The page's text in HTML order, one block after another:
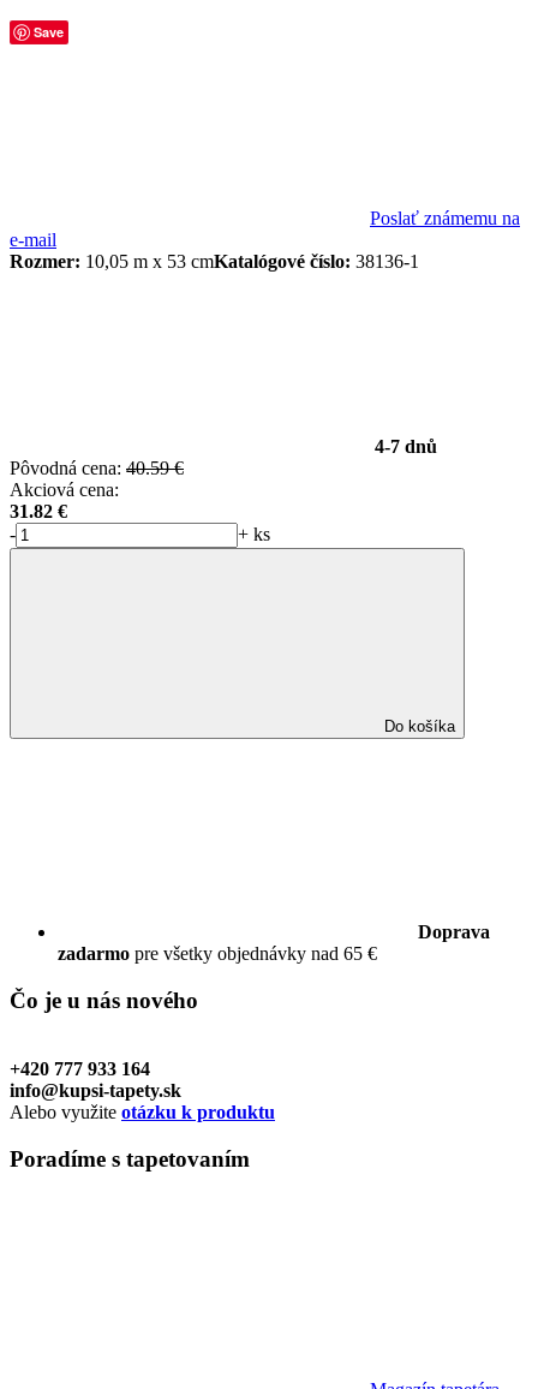
Save
Poslať známemu na
e-mail
Rozmer: 10,05 m x 53 cmKatalógové číslo: 38136-1
4-7 dnů
Pôvodná cena: 40.59 €
Akciová cena:
31.82 €
-
+ ks
Do košíka
Doprava
zadarmo pre všetky objednávky nad 65 €
Čo je u nás nového
+420 777 933 164
info@kupsi-tapety.sk
Alebo využite otázku k produktu
Poradíme s tapetovaním